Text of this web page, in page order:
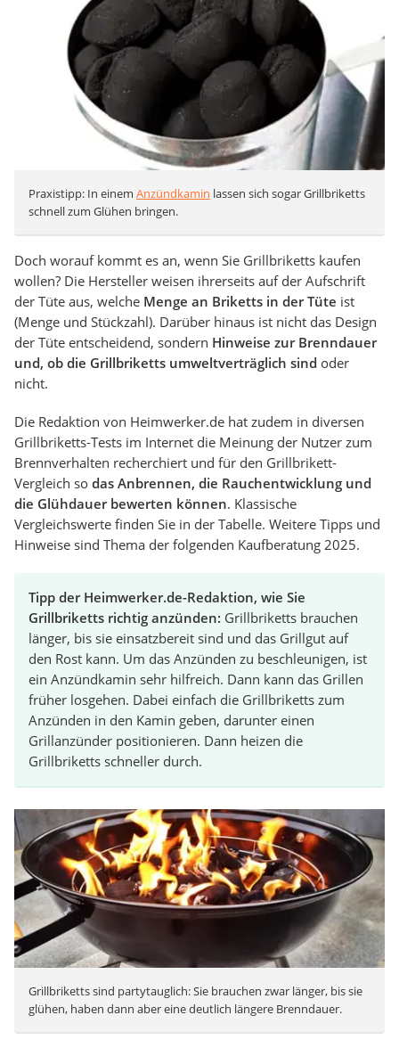
Praxistipp: In einem Anzündkamin lassen sich sogar Grillbriketts
schnell zum Glühen bringen.
Doch worauf kommt es an, wenn Sie Grillbriketts kaufen
wollen? Die Hersteller weisen ihrerseits auf der Aufschrift
der Tüte aus, welche Menge an Briketts in der Tüte ist
(Menge und Stückzahl). Darüber hinaus ist nicht das Design
der Tüte entscheidend, sondern Hinweise zur Brenndauer
und, ob die Grillbriketts umweltverträglich sind oder
nicht.
Die Redaktion von Heimwerker.de hat zudem in diversen
Grillbriketts-Tests im Internet die Meinung der Nutzer zum
Brennverhalten recherchiert und für den Grillbrikett-
Vergleich so das Anbrennen, die Rauchentwicklung und
die Glühdauer bewerten können. Klassische
Vergleichswerte finden Sie in der Tabelle. Weitere Tipps und
Hinweise sind Thema der folgenden Kaufberatung 2025.
Tipp der Heimwerker.de-Redaktion, wie Sie
Grillbriketts richtig anzünden: Grillbriketts brauchen
länger, bis sie einsatzbereit sind und das Grillgut auf
den Rost kann. Um das Anzünden zu beschleunigen, ist
ein Anzündkamin sehr hilfreich. Dann kann das Grillen
früher losgehen. Dabei einfach die Grillbriketts zum
Anzünden in den Kamin geben, darunter einen
Grillanzünder positionieren. Dann heizen die
Grillbriketts schneller durch.
Grillbriketts sind partytauglich: Sie brauchen zwar länger, bis sie
glühen, haben dann aber eine deutlich längere Brenndauer.